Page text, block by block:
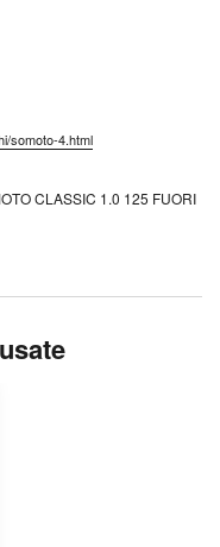
somoto-4.html
CLASSIC 1.0 125 FUORI